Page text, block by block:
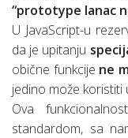
“prototype lanac
U JavaScript-u
da je upitanju
obične funkcije ne
jedino može koristiti
Ova
standardom, sa